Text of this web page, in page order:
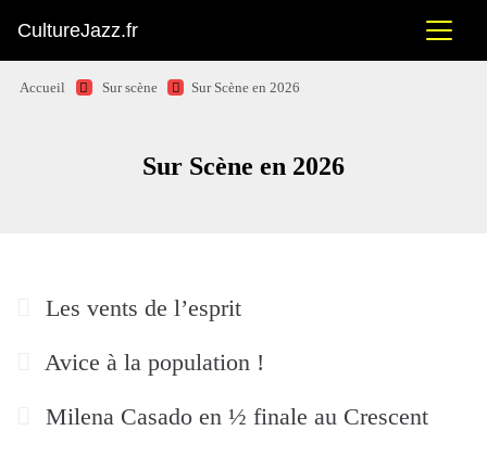
CultureJazz.fr
Accueil Sur scène Sur Scène en 2026
Sur Scène en 2026
Les vents de l’esprit
Avice à la population !
Milena Casado en ½ finale au Crescent